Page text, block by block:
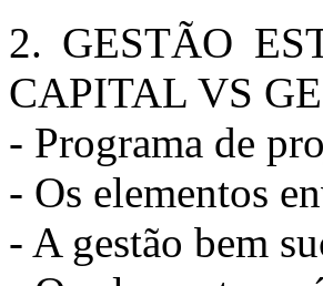
2. GESTÃO
CAPITAL VS
- Programa de
- Os elementos
- A gestão bem